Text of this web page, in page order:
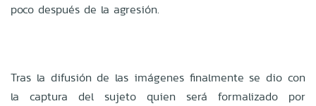
poco después de la agresión.
Tras la difusión de las imágenes finalmente se dio con
la captura del sujeto quien será formalizado por